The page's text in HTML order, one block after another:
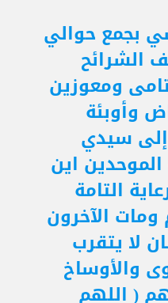
بجمع حوالي
الشرائح
ومعوزين
وأوبئة
سيدي
الموحدين اين
التامة
الآخرون
لا يتقرب
والأوساخ
( اللهم